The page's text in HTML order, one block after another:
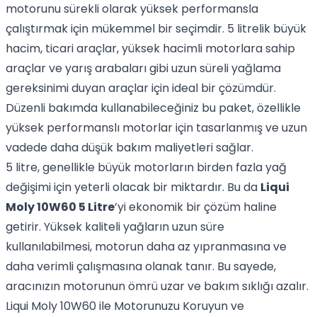
motorunu sürekli olarak yüksek performansla
çalıştırmak için mükemmel bir seçimdir. 5 litrelik büyük
hacim, ticari araçlar, yüksek hacimli motorlara sahip
araçlar ve yarış arabaları gibi uzun süreli yağlama
gereksinimi duyan araçlar için ideal bir çözümdür.
Düzenli bakımda kullanabileceğiniz bu paket, özellikle
yüksek performanslı motorlar için tasarlanmış ve uzun
vadede daha düşük bakım maliyetleri sağlar.
5 litre, genellikle büyük motorların birden fazla yağ
değişimi için yeterli olacak bir miktardır. Bu da Liqui
Moly 10W60 5 Litre’yi ekonomik bir çözüm haline
getirir. Yüksek kaliteli yağların uzun süre
kullanılabilmesi, motorun daha az yıpranmasına ve
daha verimli çalışmasına olanak tanır. Bu sayede,
aracınızın motorunun ömrü uzar ve bakım sıklığı azalır.
Liqui Moly 10W60 ile Motorunuzu Koruyun ve